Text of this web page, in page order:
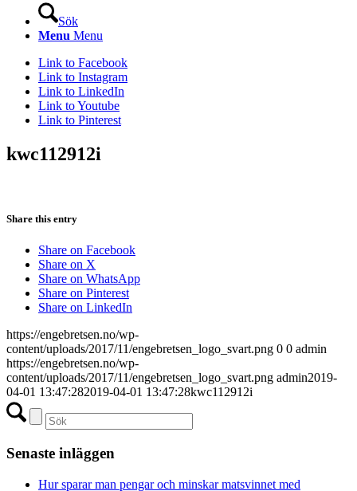
Sök
Menu Menu
Link to Facebook
Link to Instagram
Link to LinkedIn
Link to Youtube
Link to Pinterest
kwc112912i
Share this entry
Share on Facebook
Share on X
Share on WhatsApp
Share on Pinterest
Share on LinkedIn
https://engebretsen.no/wp-
content/uploads/2017/11/engebretsen_logo_svart.png 0 0 admin
https://engebretsen.no/wp-
content/uploads/2017/11/engebretsen_logo_svart.png admin2019-
04-01 13:47:282019-04-01 13:47:28kwc112912i
Senaste inläggen
Hur sparar man pengar och minskar matsvinnet med